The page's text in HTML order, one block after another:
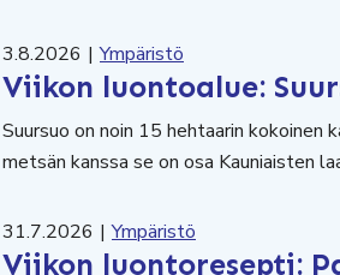
3.8.2026 | Ympäristö
Viikon luontoalue:
Suursuo on noin 15 hehtaarin kokoinen
metsän kanssa se on osa Kauniaisten
31.7.2026 | Ympäristö
Viikon luontoresepti: